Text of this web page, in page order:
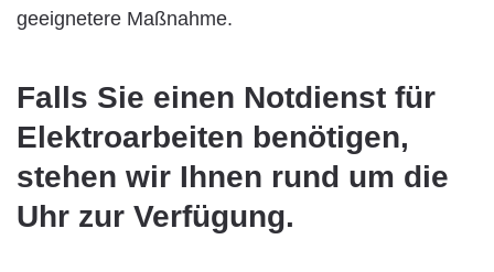
geeignetere Maßnahme.
Falls Sie einen Notdienst für
Elektroarbeiten benötigen,
stehen wir Ihnen rund um die
Uhr zur Verfügung.